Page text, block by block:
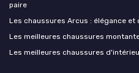
paire
Les chaussures Arcus : élégance et
Les meilleures chaussures
Les meilleures chaussures